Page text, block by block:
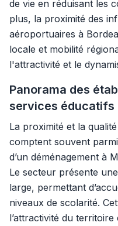
de vie en réduisant les
plus, la proximité des
aéroportuaires à
locale et mobilité
l'attractivité et le
Panorama des
services éducatifs
La proximité et la
comptent souvent
d’un déménagement à
Le secteur présente
large, permettant
niveaux de scolarité.
l’attractivité du